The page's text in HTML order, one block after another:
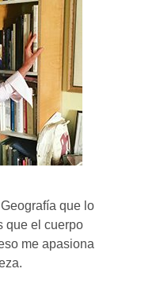
que lo
que el cuerpo
me apasiona